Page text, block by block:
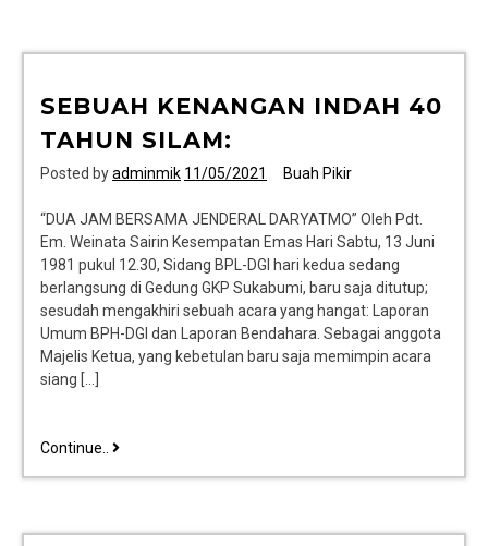
SEBUAH KENANGAN INDAH 40
TAHUN SILAM:
Posted byadminmik 11/05/2021 Buah Pikir
“DUA JAM BERSAMA JENDERAL DARYATMO” Oleh Pdt.
Em. Weinata Sairin Kesempatan Emas Hari Sabtu, 13 Juni
1981 pukul 12.30, Sidang BPL-DGI hari kedua sedang
berlangsung di Gedung GKP Sukabumi, baru saja ditutup;
sesudah mengakhiri sebuah acara yang hangat: Laporan
Umum BPH-DGI dan Laporan Bendahara. Sebagai anggota
Majelis Ketua, yang kebetulan baru saja memimpin acara
siang […]
Continue..